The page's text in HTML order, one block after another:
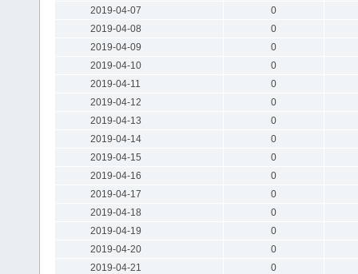
2019-04-07
0
2019-04-08
0
2019-04-09
0
2019-04-10
0
2019-04-11
0
2019-04-12
0
2019-04-13
0
2019-04-14
0
2019-04-15
0
2019-04-16
0
2019-04-17
0
2019-04-18
0
2019-04-19
0
2019-04-20
0
2019-04-21
0